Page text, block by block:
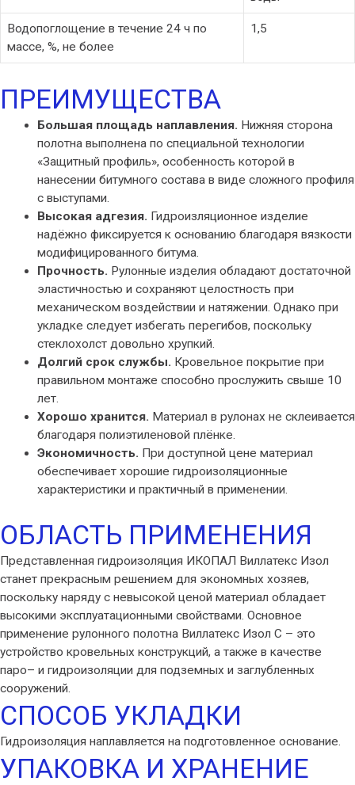
Водопоглощение в течение 24 ч по
массе, %, не более
1,5
ПРЕИМУЩЕСТВА
Большая площадь наплавления. Нижняя сторона
полотна выполнена по специальной технологии
«Защитный профиль», особенность которой в
нанесении битумного состава в виде сложного профиля
с выступами.
Высокая адгезия. Гидроизляционное изделие
надёжно фиксируется к основанию благодаря вязкости
модифицированного битума.
Прочность. Рулонные изделия обладают достаточной
эластичностью и сохраняют целостность при
механическом воздействии и натяжении. Однако при
укладке следует избегать перегибов, поскольку
стеклохолст довольно хрупкий.
Долгий срок службы. Кровельное покрытие при
правильном монтаже способно прослужить свыше 10
лет.
Хорошо хранится. Материал в рулонах не склеивается
благодаря полиэтиленовой плёнке.
Экономичность. При доступной цене материал
обеспечивает хорошие гидроизоляционные
характеристики и практичный в применении.
ОБЛАСТЬ ПРИМЕНЕНИЯ
Представленная гидроизоляция ИКОПАЛ Виллатекс Изол
станет прекрасным решением для экономных хозяев,
поскольку наряду с невысокой ценой материал обладает
высокими эксплуатационными свойствами. Основное
применение рулонного полотна Виллатекс Изол С – это
устройство кровельных конструкций, а также в качестве
паро– и гидроизоляции для подземных и заглубленных
сооружений.
СПОСОБ УКЛАДКИ
Гидроизоляция наплавляется на подготовленное основание.
УПАКОВКА И ХРАНЕНИЕ